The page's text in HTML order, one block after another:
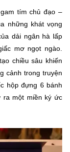
tím chủ đạo –
những khát vọng
dải ngân hà lấp
mơ ngọt ngào.
chiều sâu khiến
cảnh trong truyện
hộp đựng 6 bánh
ra một miền ký ức